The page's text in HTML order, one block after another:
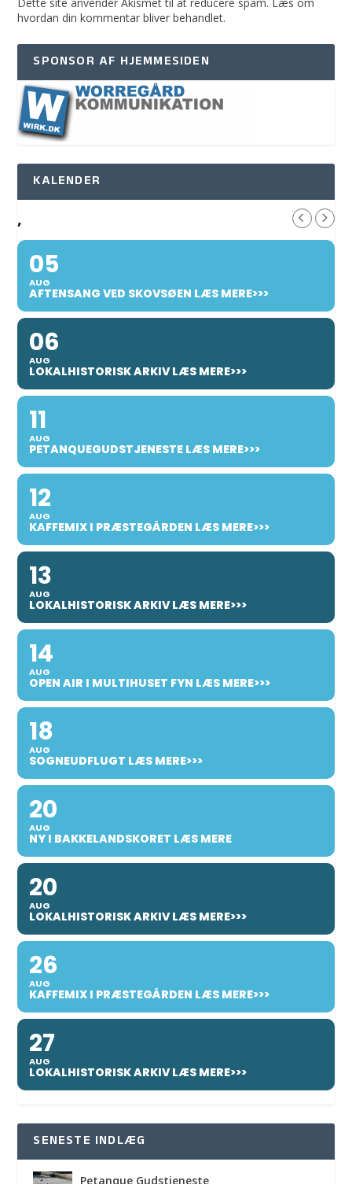
hvordan din kommentar bliver behandlet.
SPONSOR AF HJEMMESIDEN
KALENDER
,
05
AUG
AFTENSANG VED SKOVSØEN LÆS MERE>>>
06
AUG
LOKALHISTORISK ARKIV LÆS MERE>>>
11
AUG
PETANQUEGUDSTJENESTE LÆS MERE>>>
12
AUG
KAFFEMIX I PRÆSTEGÅRDEN LÆS MERE>>>
13
AUG
LOKALHISTORISK ARKIV LÆS MERE>>>
14
AUG
OPEN AIR I MULTIHUSET FYN LÆS MERE>>>
18
AUG
SOGNEUDFLUGT LÆS MERE>>>
20
AUG
NY I BAKKELANDSKORET LÆS MERE
20
AUG
LOKALHISTORISK ARKIV LÆS MERE>>>
26
AUG
KAFFEMIX I PRÆSTEGÅRDEN LÆS MERE>>>
27
AUG
LOKALHISTORISK ARKIV LÆS MERE>>>
SENESTE INDLÆG
Petanque Gudstjeneste